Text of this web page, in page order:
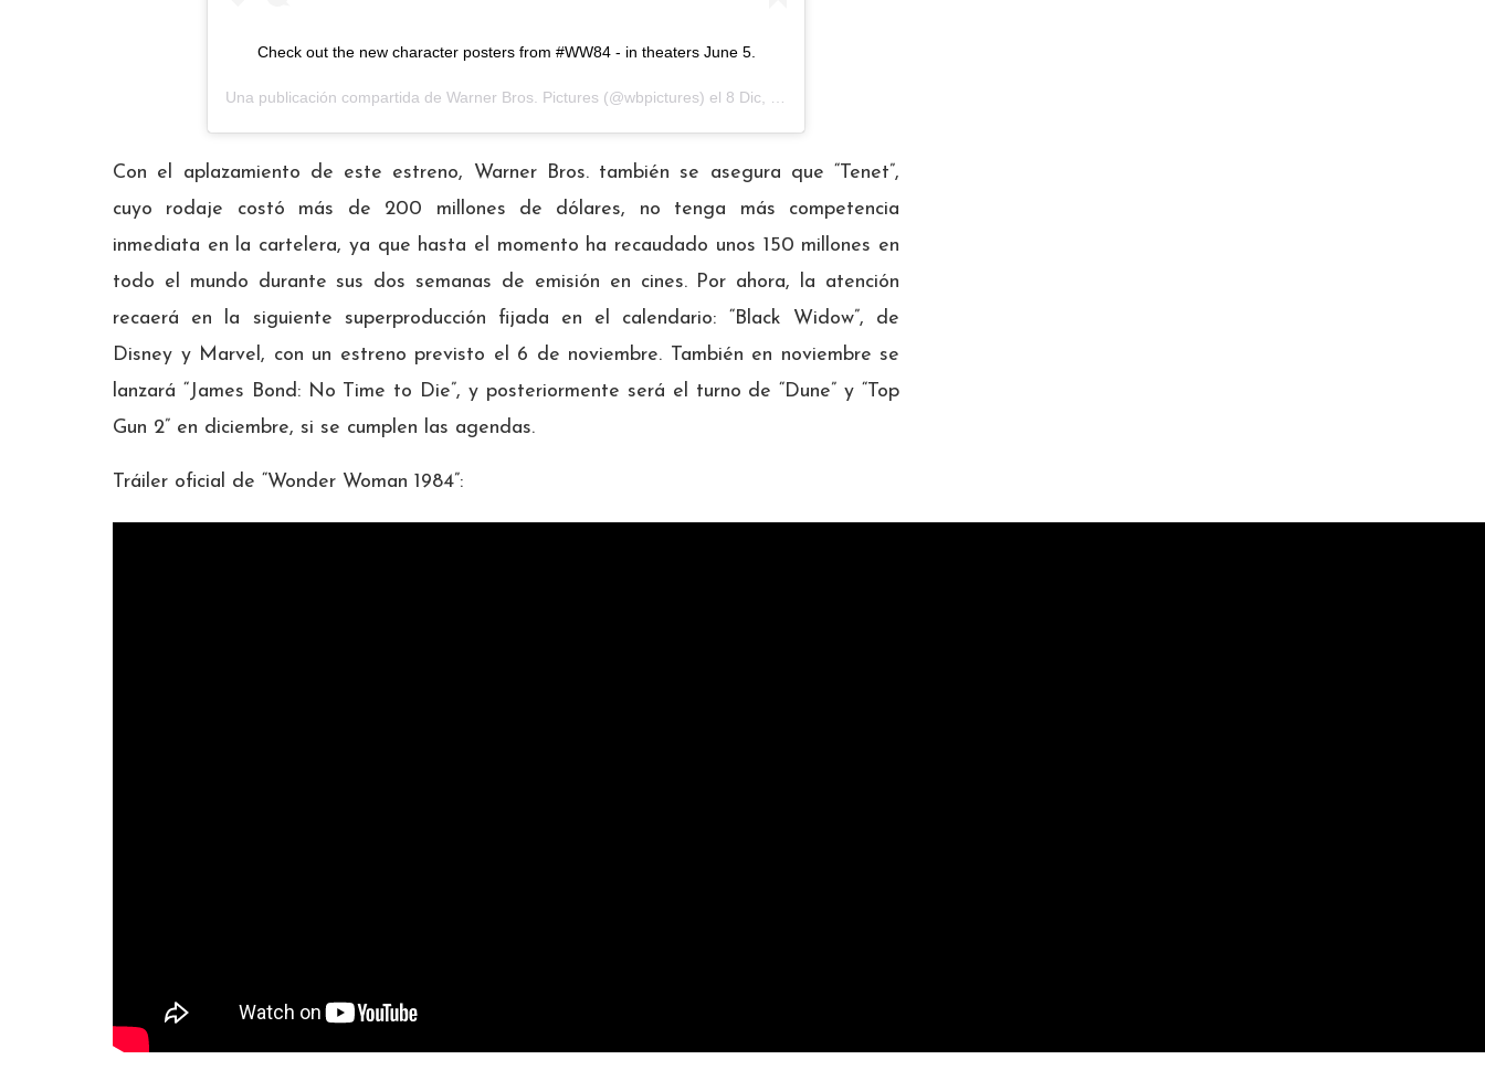
Check out the new character posters from #WW84 - in theaters June 5.
Una publicación compartida de Warner Bros. Pictures (@wbpictures) el 8 Dic, 2019 a las 12:46 PST
Con el aplazamiento de este estreno, Warner Bros. también se asegura que “Tenet”,
cuyo rodaje costó más de 200 millones de dólares, no tenga más competencia
inmediata en la cartelera, ya que hasta el momento ha recaudado unos 150 millones en
todo el mundo durante sus dos semanas de emisión en cines. Por ahora, la atención
recaerá en la siguiente superproducción fijada en el calendario: “Black Widow”, de
Disney y Marvel, con un estreno previsto el 6 de noviembre. También en noviembre se
lanzará “James Bond: No Time to Die”, y posteriormente será el turno de “Dune” y “Top
Gun 2” en diciembre, si se cumplen las agendas.
Tráiler oficial de “Wonder Woman 1984”: